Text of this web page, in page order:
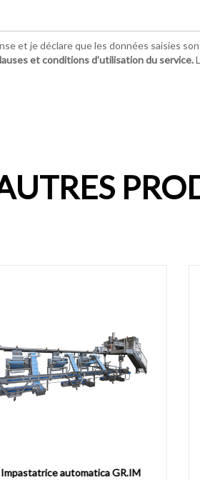
et je déclare que les données saisies
et conditions d’utilisation du service.
GR.IM SCOSSINO PER